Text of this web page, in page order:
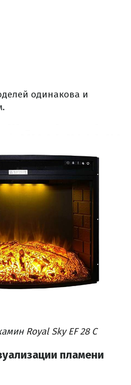
одинакова и
Royal Sky EF 28 C
пламени